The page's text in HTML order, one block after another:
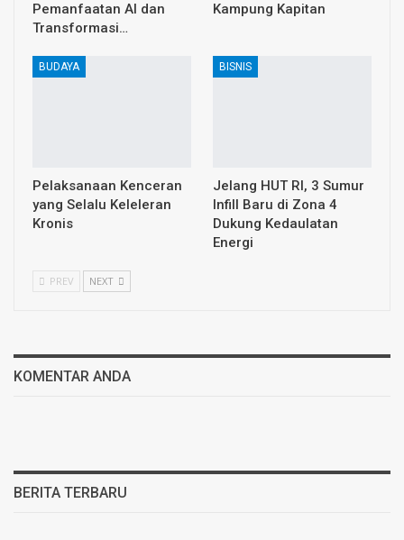
Pemanfaatan AI dan
Transformasi…
Kampung Kapitan
BUDAYA
Pelaksanaan Kenceran
yang Selalu Keleleran
Kronis
BISNIS
Jelang HUT RI, 3 Sumur
Infill Baru di Zona 4
Dukung Kedaulatan
Energi
PREV NEXT
KOMENTAR ANDA
BERITA TERBARU